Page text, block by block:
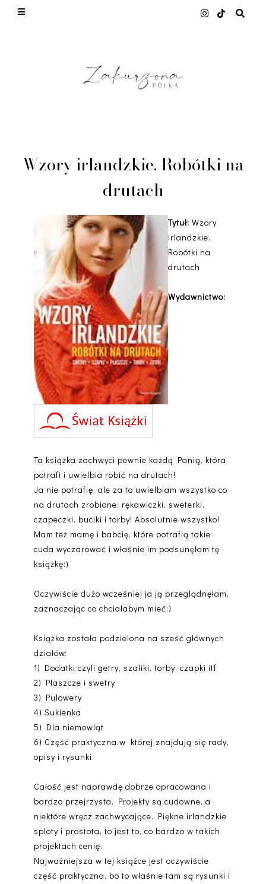
Wzory irlandzkie. Robótki na
drutach
Tytuł: Wzory
irlandzkie.
Robótki na
drutach
Wydawnictwo:
Ta książka zachwyci pewnie każdą Panią, która
potrafi i uwielbia robić na drutach!
Ja nie potrafię, ale za to uwielbiam wszystko co
na drutach zrobione: rękawiczki, sweterki,
czapeczki, buciki i torby! Absolutnie wszystko!
Mam też mamę i babcię, które potrafią takie
cuda wyczarować i właśnie im podsunęłam tę
książkę:)
Oczywiście dużo wcześniej ja ją przeglądnęłam,
zaznaczając co chciałabym mieć:)
Książka została podzielona na sześć głównych
działów:
1) Dodatki czyli getry, szaliki, torby, czapki itf
2) Płaszcze i swetry
3) Pulowery
4) Sukienka
5) Dla niemowląt
6) Część praktyczna,w której znajdują się rady,
opisy i rysunki.
Całość jest naprawdę dobrze opracowana i
bardzo przejrzysta. Projekty są cudowne, a
niektóre wręcz zachwycające. Piękne irlandzkie
sploty i prostota, to jest to, co bardzo w takich
projektach cenię.
Najważniejsza w tej książce jest oczywiście
część praktyczna, bo to właśnie tam są rysunki i
This site uses cookies from Google to deliver its
quality of service, generate usage statistics, and
to detect and address abuse.
LEARN MORE